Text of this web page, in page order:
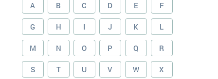
A B C D E F
G H I J K L
M N O P Q R
S T U V W X